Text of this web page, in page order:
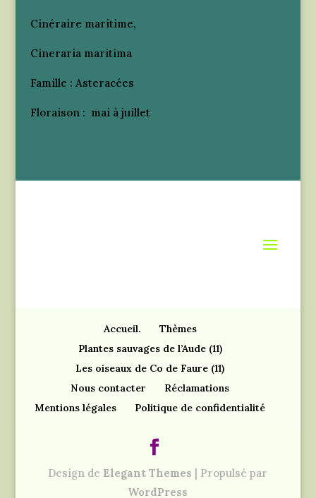
Cinéraire maritime,
Cineraria maritima
Famille : Asteracées
Floraison : mai à juillet
Accueil.
Thèmes
Plantes sauvages de l’Aude (11)
Les oiseaux de Co de Faure (11)
Nous contacter
Réclamations
Mentions légales
Politique de confidentialité
Design de Elegant Themes | Propulsé par
WordPress